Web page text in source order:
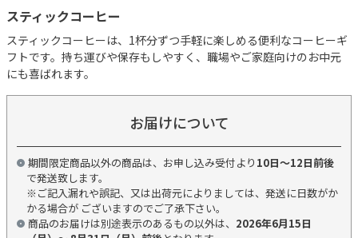
スティックコーヒー
スティックコーヒーは、1杯分ずつ手軽に楽しめる便利なコーヒーギ
フトです。持ち運びや保存もしやすく、職場やご家庭向けのお中元
にも喜ばれます。
お届けについて
期間限定商品以外の商品は、お申し込み受付より 10日～12日前後
で発送致します。
※ご記入漏れや誤記、又は出荷元によりましては、発送に日数がか
かる場合が ございますのでご了承下さい。
商品のお届けは別途表示のあるもの以外は、 2026年6月15日